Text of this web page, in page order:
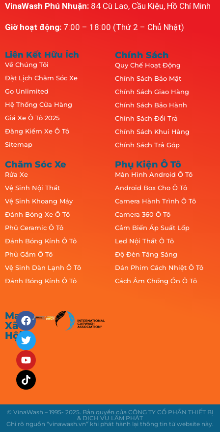
VinaWash Phú Nhuận: 84 Cù Lao, Cầu Kiệu, Hồ Chí Minh
Giờ hoạt động: 7:00 – 18:00 (Thứ 2 – Chủ Nhật)
Liên Kết Hữu Ích
Về Chúng Tôi
Đặt Lịch Chăm Sóc Xe
Go Unlimited
Hệ Thống Cửa Hàng
Giá Xe Ô Tô 2025
Đăng Kiểm Xe Ô Tô
Sitemap
Chính Sách
Quy Chế Hoạt Động
Chính Sách Bảo Mật
Chính Sách Giao Hàng
Chính Sách Bảo Hành
Chính Sách Đổi Trả
Chính Sách Khui Hàng
Chính Sách Trả Góp
Chăm Sóc Xe
Rửa Xe
Vệ Sinh Nội Thất
Vệ Sinh Khoang Máy
Đánh Bóng Xe Ô Tô
Phủ Ceramic Ô Tô
Đánh Bóng Kính Ô Tô
Phủ Gầm Ô Tô
Vệ Sinh Dàn Lạnh Ô Tô
Đánh Bóng Kính Ô Tô
Phụ Kiện Ô Tô
Màn Hình Android Ô Tô
Android Box Cho Ô Tô
Camera Hành Trình Ô Tô
Camera 360 Ô Tô
Cảm Biến Áp Suất Lốp
Led Nội Thất Ô Tô
Độ Đèn Tăng Sáng
Dán Phim Cách Nhiệt Ô Tô
Cách Âm Chống Ồn Ô Tô
Mạng
Xã
Hội
© VinaWash – 1995- 2025. Bản quyền của CÔNG TY CỔ PHẦN THIẾT BỊ
& DỊCH VỤ LÂM PHÁT
Ghi rõ nguồn “vinawash.vn” khi phát hành lại thông tin từ website này.